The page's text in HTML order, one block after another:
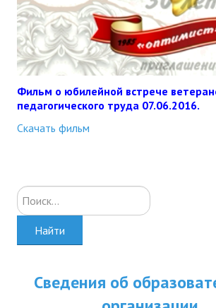
Фильм о юбилейной встрече
педагогического труда 07.06.2016.
Скачать фильм
Искать...
Найти
Сведения об